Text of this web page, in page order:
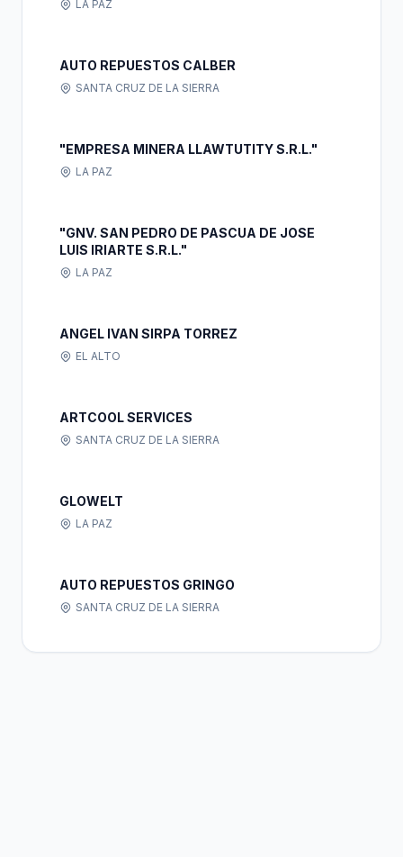
LA PAZ
AUTO REPUESTOS CALBER
SANTA CRUZ DE LA SIERRA
"EMPRESA MINERA LLAWTUTITY S.R.L."
LA PAZ
"GNV. SAN PEDRO DE PASCUA DE JOSE
LUIS IRIARTE S.R.L."
LA PAZ
ANGEL IVAN SIRPA TORREZ
EL ALTO
ARTCOOL SERVICES
SANTA CRUZ DE LA SIERRA
GLOWELT
LA PAZ
AUTO REPUESTOS GRINGO
SANTA CRUZ DE LA SIERRA